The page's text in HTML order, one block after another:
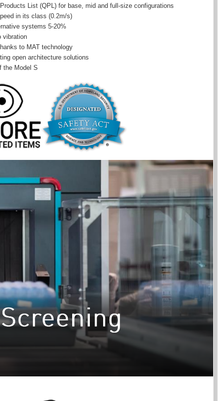
in its class (0.2m/s)
5-20% lower power consumption compared to alternative systems
vibration
to MAT technology
open architecture solutions
the Model S